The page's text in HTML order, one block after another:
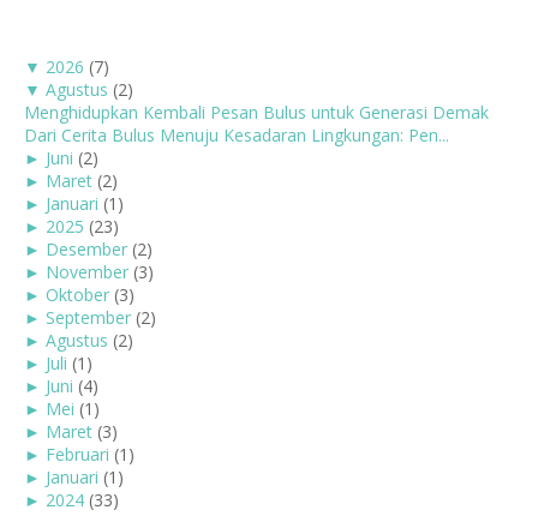
▼ 2026 (7)
▼ Agustus (2)
Menghidupkan Kembali Pesan Bulus untuk Generasi Demak
Dari Cerita Bulus Menuju Kesadaran Lingkungan: Pen...
► Juni (2)
► Maret (2)
► Januari (1)
► 2025 (23)
► Desember (2)
► November (3)
► Oktober (3)
► September (2)
► Agustus (2)
► Juli (1)
► Juni (4)
► Mei (1)
► Maret (3)
► Februari (1)
► Januari (1)
► 2024 (33)